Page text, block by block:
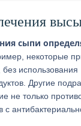
сыпи
некоторые
использования
Другие
не только